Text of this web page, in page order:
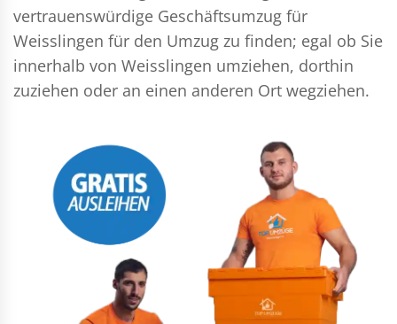
vertrauenswürdige Geschäftsumzug für
Weisslingen für den Umzug zu finden; egal ob Sie
innerhalb von Weisslingen umziehen, dorthin
zuziehen oder an einen anderen Ort wegziehen.